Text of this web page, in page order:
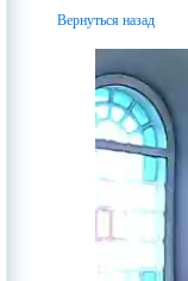
Вернуться назад